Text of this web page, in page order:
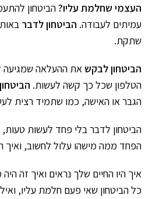
העצמי שחלמת עליו?הביטחון
עמיתים לעבודה. הביטחון לדבר
שתקת.
הביטחון לבקש את ההעלאה שמגיעה
הטלפון שכל כך קשה לעשות.
הגבר או האישה, כמו שתמיד רצית
הביטחון לדבר בלי פחד לעשות טעות,
הפחד ממה מישהו עלול לחשוב, ואיך
איך היו החיים שלך נראים ואיך זה
כל הביטחון שאי פעם חלמת עליו,